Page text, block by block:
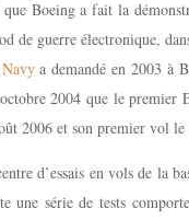
que Boeing a fait la
de guerre électronique,
Navya demandé en 2003 à
2004 que le
2006 et son premier vol
d’essais en vols de la
une série de tests